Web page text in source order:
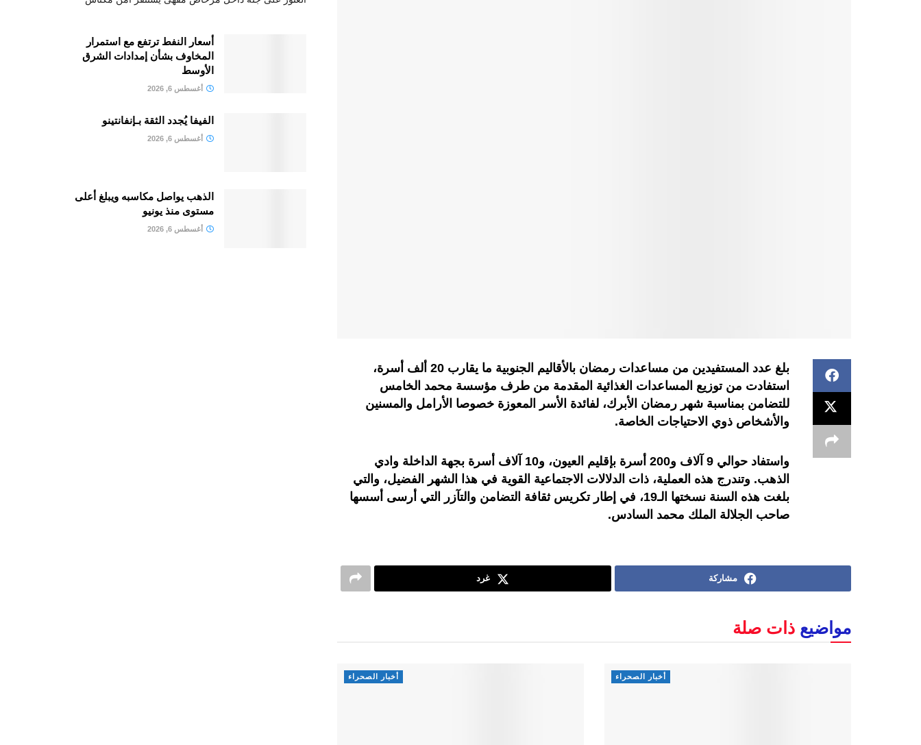
بلغ عدد المستفيدين من مساعدات رمضان بالأقاليم الجنوبية ما يقارب 20 ألف أسرة،
استفادت من توزيع المساعدات الغذائية المقدمة من طرف مؤسسة محمد الخامس
للتضامن بمناسبة شهر رمضان الأبرك، لفائدة الأسر المعوزة خصوصا الأرامل والمسنين
والأشخاص ذوي الاحتياجات الخاصة.
واستفاد حوالي 9 آلاف و200 أسرة بإقليم العيون، و10 آلاف أسرة بجهة الداخلة وادي
الذهب. وتندرج هذه العملية، ذات الدلالات الاجتماعية القوية في هذا الشهر الفضيل، والتي
بلغت هذه السنة نسختها الـ19، في إطار تكريس ثقافة التضامن والتآزر التي أرسى أسسها
صاحب الجلالة الملك محمد السادس.
مشاركة غرد
مواضيع ذات صلة
أخبار الصحراء أخبار الصحراء
أسعار النفط ترتفع مع استمرار
المخاوف بشأن إمدادات الشرق
الأوسط
أغسطس 6, 2026
الفيفا يُجدد الثقة بـإنفانتينو
أغسطس 6, 2026
الذهب يواصل مكاسبه ويبلغ أعلى
مستوى منذ يونيو
أغسطس 6, 2026